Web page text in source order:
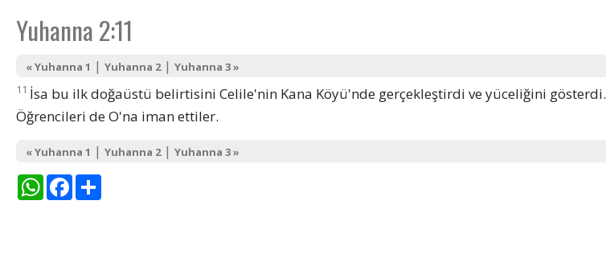
Yuhanna 2:11
« Yuhanna 1 | Yuhanna 2| Yuhanna 3 »
11 İsa bu ilk doğaüstü belirtisini Celile'nin Kana Köyü'nde gerçekleştirdi ve yüceliğini gösterdi.
Öğrencileri de O'na iman ettiler.
« Yuhanna 1 | Yuhanna 2| Yuhanna 3 »
WhatsAppFacebook